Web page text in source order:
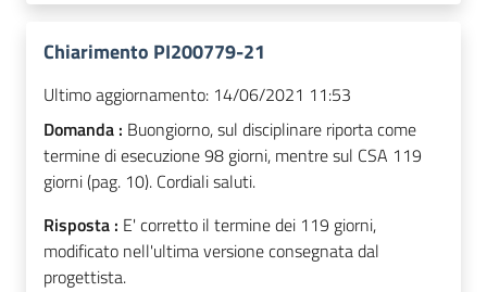
Chiarimento PI200779-21
Ultimo aggiornamento: 14/06/2021 11:53
Domanda : Buongiorno, sul disciplinare riporta come
termine di esecuzione 98 giorni, mentre sul CSA 119
giorni (pag. 10). Cordiali saluti.
Risposta : E' corretto il termine dei 119 giorni,
modificato nell'ultima versione consegnata dal
progettista.